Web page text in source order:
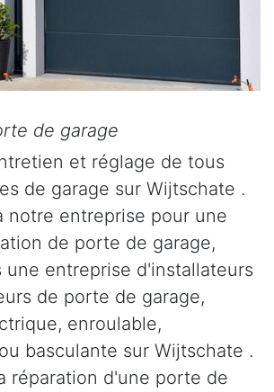
de garage
et réglage de tous
de garage sur Wijtschate .
notre entreprise pour une
de porte de garage,
une entreprise d'installateurs
de porte de garage,
enroulable,
basculante sur Wijtschate .
réparation d'une porte de